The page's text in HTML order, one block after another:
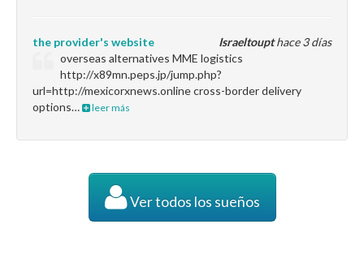
Israeltoupthace 3 días
the provider's website
overseas alternatives MME logistics
http://x89mn.peps.jp/jump.php?
url=http://mexicorxnews.online cross-border delivery
options…
leer más
Ver todos los sueños